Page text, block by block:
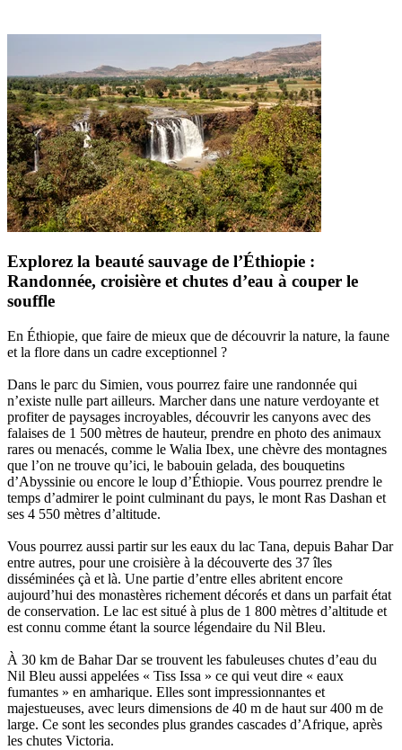
Explorez la beauté sauvage de l’Éthiopie :
Randonnée, croisière et chutes d’eau à couper le
souffle
En Éthiopie, que faire de mieux que de découvrir la nature, la faune
et la flore dans un cadre exceptionnel ?
Dans le parc du Simien, vous pourrez faire une randonnée qui
n’existe nulle part ailleurs. Marcher dans une nature verdoyante et
profiter de paysages incroyables, découvrir les canyons avec des
falaises de 1 500 mètres de hauteur, prendre en photo des animaux
rares ou menacés, comme le Walia Ibex, une chèvre des montagnes
que l’on ne trouve qu’ici, le babouin gelada, des bouquetins
d’Abyssinie ou encore le loup d’Éthiopie. Vous pourrez prendre le
temps d’admirer le point culminant du pays, le mont Ras Dashan et
ses 4 550 mètres d’altitude.
Vous pourrez aussi partir sur les eaux du lac Tana, depuis Bahar Dar
entre autres, pour une croisière à la découverte des 37 îles
disséminées çà et là. Une partie d’entre elles abritent encore
aujourd’hui des monastères richement décorés et dans un parfait état
de conservation. Le lac est situé à plus de 1 800 mètres d’altitude et
est connu comme étant la source légendaire du Nil Bleu.
À 30 km de Bahar Dar se trouvent les fabuleuses chutes d’eau du
Nil Bleu aussi appelées « Tiss Issa » ce qui veut dire « eaux
fumantes » en amharique. Elles sont impressionnantes et
majestueuses, avec leurs dimensions de 40 m de haut sur 400 m de
large. Ce sont les secondes plus grandes cascades d’Afrique, après
les chutes Victoria.